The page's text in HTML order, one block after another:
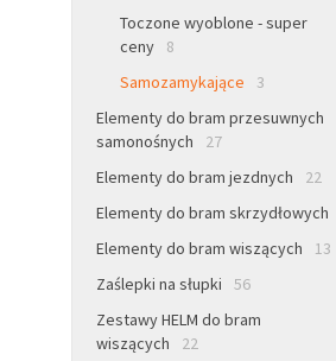
Toczone wyoblone - super
ceny
8
Samozamykające
3
Elementy do bram przesuwnych
samonośnych
27
Elementy do bram jezdnych
22
Elementy do bram skrzydłowych
Elementy do bram wiszących
13
Zaślepki na słupki
56
Zestawy HELM do bram
wiszących
22